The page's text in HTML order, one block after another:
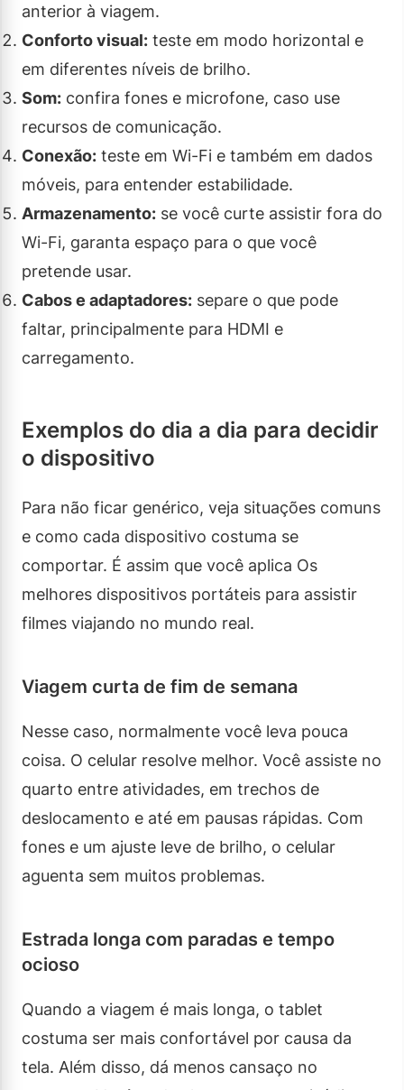
anterior à viagem.
Conforto visual: teste em modo horizontal e
em diferentes níveis de brilho.
Som: confira fones e microfone, caso use
recursos de comunicação.
Conexão: teste em Wi-Fi e também em dados
móveis, para entender estabilidade.
Armazenamento: se você curte assistir fora do
Wi-Fi, garanta espaço para o que você
pretende usar.
Cabos e adaptadores: separe o que pode
faltar, principalmente para HDMI e
carregamento.
Exemplos do dia a dia para decidir
o dispositivo
Para não ficar genérico, veja situações comuns
e como cada dispositivo costuma se
comportar. É assim que você aplica Os
melhores dispositivos portáteis para assistir
filmes viajando no mundo real.
Viagem curta de fim de semana
Nesse caso, normalmente você leva pouca
coisa. O celular resolve melhor. Você assiste no
quarto entre atividades, em trechos de
deslocamento e até em pausas rápidas. Com
fones e um ajuste leve de brilho, o celular
aguenta sem muitos problemas.
Estrada longa com paradas e tempo
ocioso
Quando a viagem é mais longa, o tablet
costuma ser mais confortável por causa da
tela. Além disso, dá menos cansaço no